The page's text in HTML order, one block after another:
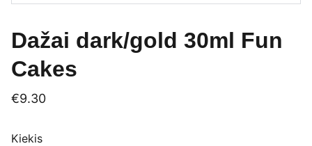
Dažai dark/gold 30ml Fun
Cakes
€9.30
Kiekis